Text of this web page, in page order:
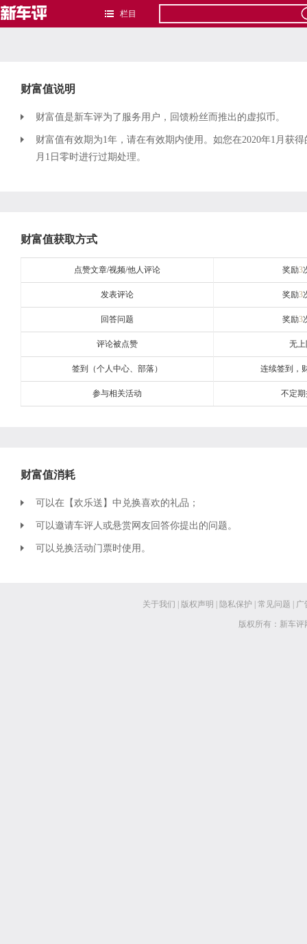
栏目
财富值说明
财富值是新车评为了服务用户，回馈粉丝而推出的虚拟币。
财富值有效期为1年，请在有效期内使用。如您在2020年1月获
月1日零时进行过期处理。
财富值获取方式
点赞文章/视频/他人评论 奖励3
发表评论 奖励3
回答问题 奖励3
评论被点赞 无
签到（个人中心、部落） 连续签到，
参与相关活动 不定
财富值消耗
可以在【欢乐送】中兑换喜欢的礼品；
可以邀请车评人或悬赏网友回答你提出的问题。
可以兑换活动门票时使用。
关于我们 版权声明 隐私保护 常见问题 广
版权所有：新车评